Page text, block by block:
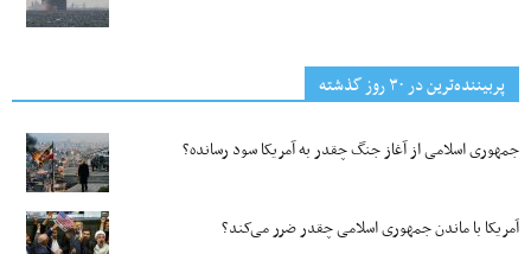
پربیننده‌ترین‌ در ۳۰ روز گذشته
جمهوری اسلامی از آغاز جنگ چقدر به آمریکا سود رسانده؟
آمریکا با ماندن جمهوری اسلامی چقدر ضرر می‌کند؟